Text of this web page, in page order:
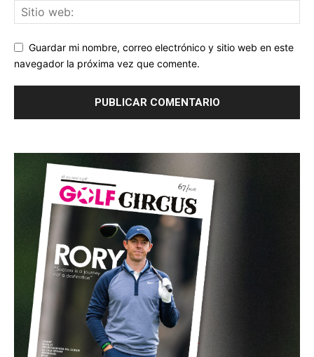
Guardar mi nombre, correo electrónico y sitio web en este
navegador la próxima vez que comente.